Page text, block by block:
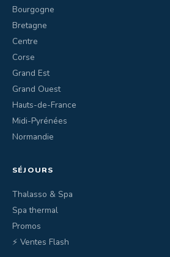
Bourgogne
Bretagne
Centre
Corse
Grand Est
Grand Ouest
Hauts-de-France
Midi-Pyrénées
Normandie
SÉJOURS
Thalasso & Spa
Spa thermal
Promos
⚡ Ventes Flash